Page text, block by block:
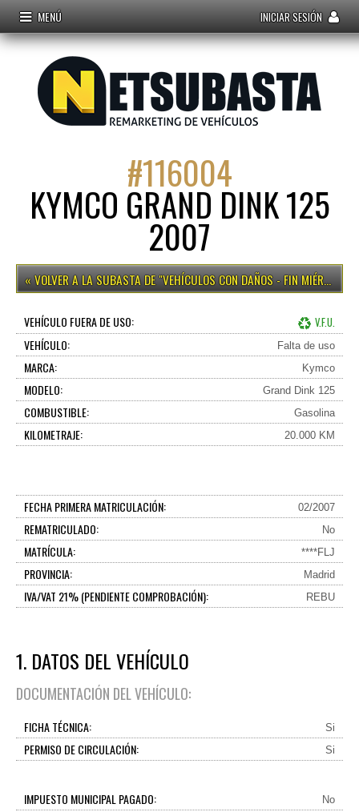
MENÚ INICIAR SESIÓN
#116004
KYMCO GRAND DINK 125
2007
VEHÍCULOS CON DAÑOS - FIN MIÉRCOLES 15H
VEHÍCULO FUERA DE USO: V.F.U.
VEHÍCULO: Falta de uso
MARCA: Kymco
MODELO: Grand Dink 125
COMBUSTIBLE: Gasolina
KILOMETRAJE: 20.000 KM
FECHA PRIMERA MATRICULACIÓN: 02/2007
REMATRICULADO: No
MATRÍCULA: ****FLJ
PROVINCIA: Madrid
IVA/VAT 21% (PENDIENTE COMPROBACIÓN): REBU
1. DATOS DEL VEHÍCULO
DOCUMENTACIÓN DEL VEHÍCULO:
FICHA TÉCNICA: Si
PERMISO DE CIRCULACIÓN: Si
IMPUESTO MUNICIPAL PAGADO: No